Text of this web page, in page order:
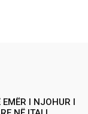
I NJOHUR I